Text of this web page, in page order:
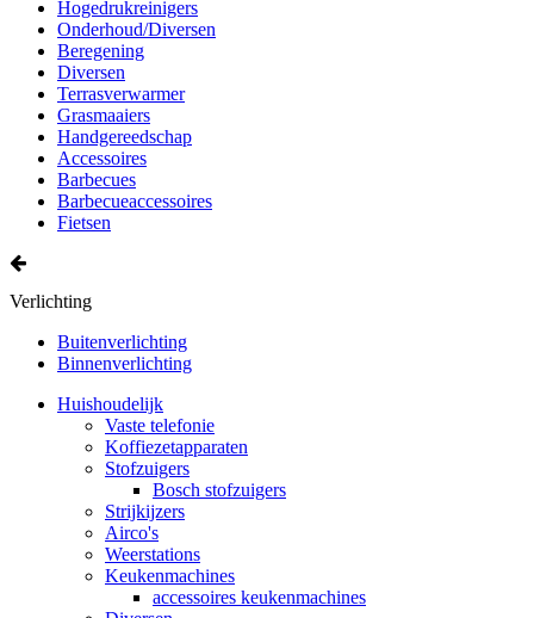
Hogedrukreinigers
Onderhoud/Diversen
Beregening
Diversen
Terrasverwarmer
Grasmaaiers
Handgereedschap
Accessoires
Barbecues
Barbecueaccessoires
Fietsen
Verlichting
Buitenverlichting
Binnenverlichting
Huishoudelijk
Vaste telefonie
Koffiezetapparaten
Stofzuigers
Bosch stofzuigers
Strijkijzers
Airco's
Weerstations
Keukenmachines
accessoires keukenmachines